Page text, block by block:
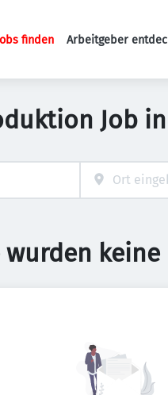
Haupt-
finden Arbeitgeber
Job
wurden